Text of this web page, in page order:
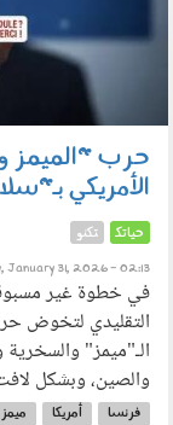
حرب "الميمز
الأمريكي
حياتك تكنو
January 31, 2026 - 02:13
في خطوة غير
التقليدي لتخوض
الـ"ميمز"
والصين، وبشكل
فرنسا أمريكا ميمز